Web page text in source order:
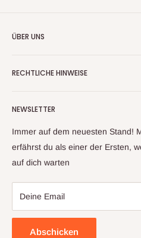
ÜBER UNS
Lieferantennetzwerk, können wir
an Artikeln anbieten. Sollte sich
ein Artikel zu ihnen auf den Weg
nicht ihren Erwartungen
RECHTLICHE HINWEISE
Impressum
Datenschutzerklärung
Widerrufsbelehrung &
Allgemeine Geschäftsbedingungen
NEWSLETTER
Immer auf dem neuesten Stand!
erfährst du als einer der Ersten,
auf dich warten
Deine Email
Abschicken